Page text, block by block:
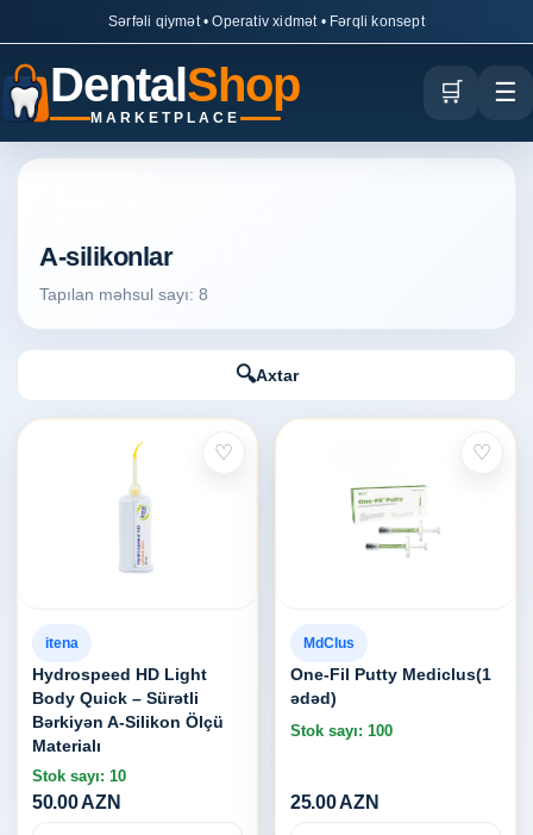
Sərfəli qiymət • Operativ xidmət • Fərqli konsept
DentalShop
MARKETPLACE
🛒 ☰
A-silikonlar
Tapılan məhsul sayı: 8
🔍Axtar
♡
itena
Hydrospeed HD Light
Body Quick – Sürətli
Bərkiyən A-Silikon Ölçü
Materialı
Stok sayı: 10
50.00 AZN
♡
MdClus
One-Fil Putty Mediclus(1
ədəd)
Stok sayı: 100
25.00 AZN